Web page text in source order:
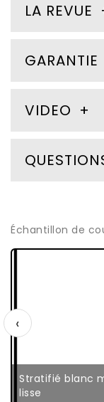
LA REVUE
GARANTIE
VIDEO
Échantillon de
Stratifié blanc
lisse
‹